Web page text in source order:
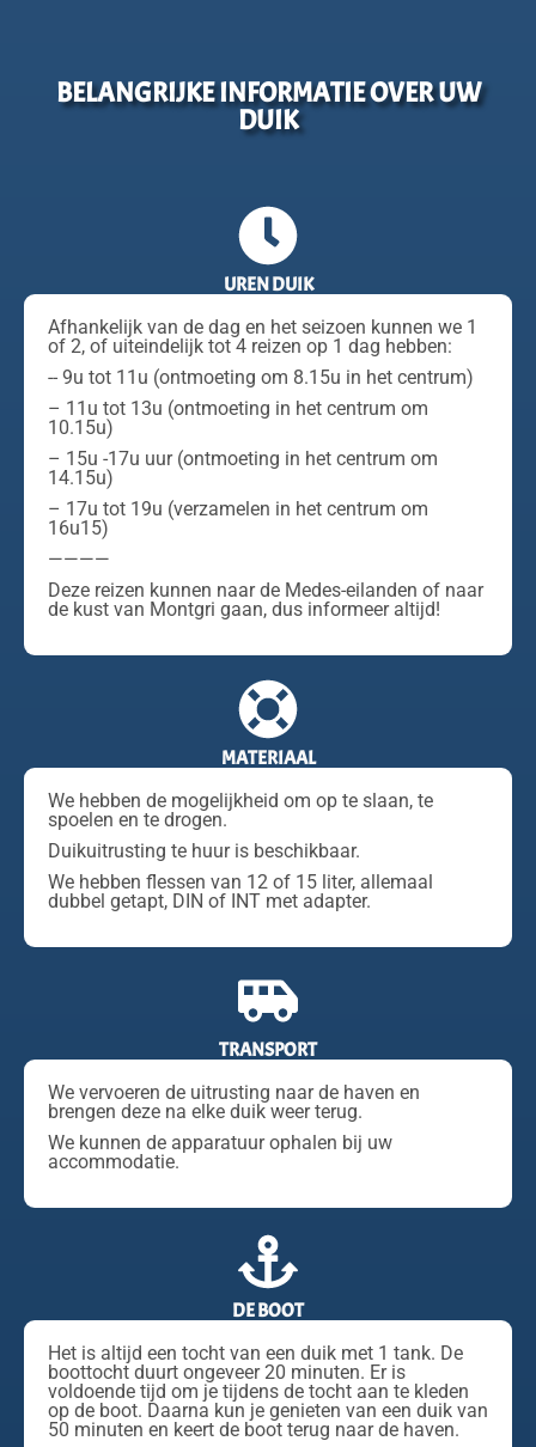
BELANGRIJKE INFORMATIE OVER UW
DUIK
UREN DUIK
Afhankelijk van de dag en het seizoen kunnen we 1
of 2, of uiteindelijk tot 4 reizen op 1 dag hebben:
-- 9u tot 11u (ontmoeting om 8.15u in het centrum)
– 11u tot 13u (ontmoeting in het centrum om
10.15u)
– 15u -17u uur (ontmoeting in het centrum om
14.15u)
– 17u tot 19u (verzamelen in het centrum om
16u15)
————
Deze reizen kunnen naar de Medes-eilanden of naar
de kust van Montgri gaan, dus informeer altijd!
MATERIAAL
We hebben de mogelijkheid om op te slaan, te
spoelen en te drogen.
Duikuitrusting te huur is beschikbaar.
We hebben flessen van 12 of 15 liter, allemaal
dubbel getapt, DIN of INT met adapter.
TRANSPORT
We vervoeren de uitrusting naar de haven en
brengen deze na elke duik weer terug.
We kunnen de apparatuur ophalen bij uw
accommodatie.
DE BOOT
Het is altijd een tocht van een duik met 1 tank. De
boottocht duurt ongeveer 20 minuten. Er is
voldoende tijd om je tijdens de tocht aan te kleden
op de boot. Daarna kun je genieten van een duik van
50 minuten en keert de boot terug naar de haven.